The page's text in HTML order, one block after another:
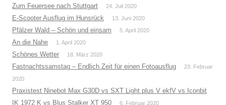
Zum Feuersee nach Stuttgart 24. Juli 2020
E-Scooter Ausflug im Hunsrück 13. Juni 2020
Pfälzer Wald – Schön und einsam 5. April 2020
An die Nahe 1. April 2020
Schönes Wetter 18. März 2020
Fastnachtssamstag – Endlich Zeit für einen Fotoausflug
23. Februar
2020
Praxistest Ninebot Max G30D vs SXT Light plus V ekfV vs Iconbit
IK 1972 K vs Blus Stalker XT 950
6. Februar 2020